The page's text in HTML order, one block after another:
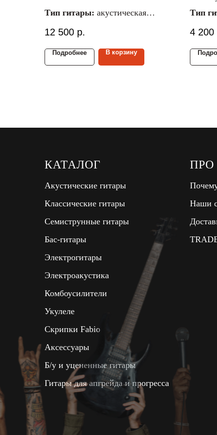
Тип гитары: акустическая
Размер гитары:
Материал верх./ниж.
деки:махагони
12 500 р.
Подробнее В корзину
Тип
деки:
4 200
КАТАЛОГ
Акустические гитары
Классические гитары
Семиструнные гитары
Бас-гитары
Электрогитары
Электроакустика
Комбоусилители
Укулеле
Скрипки Fabio
Аксессуары
Б/у и уцененные гитары
Гитары для апгрейда и прогресса
ПРО
Наши